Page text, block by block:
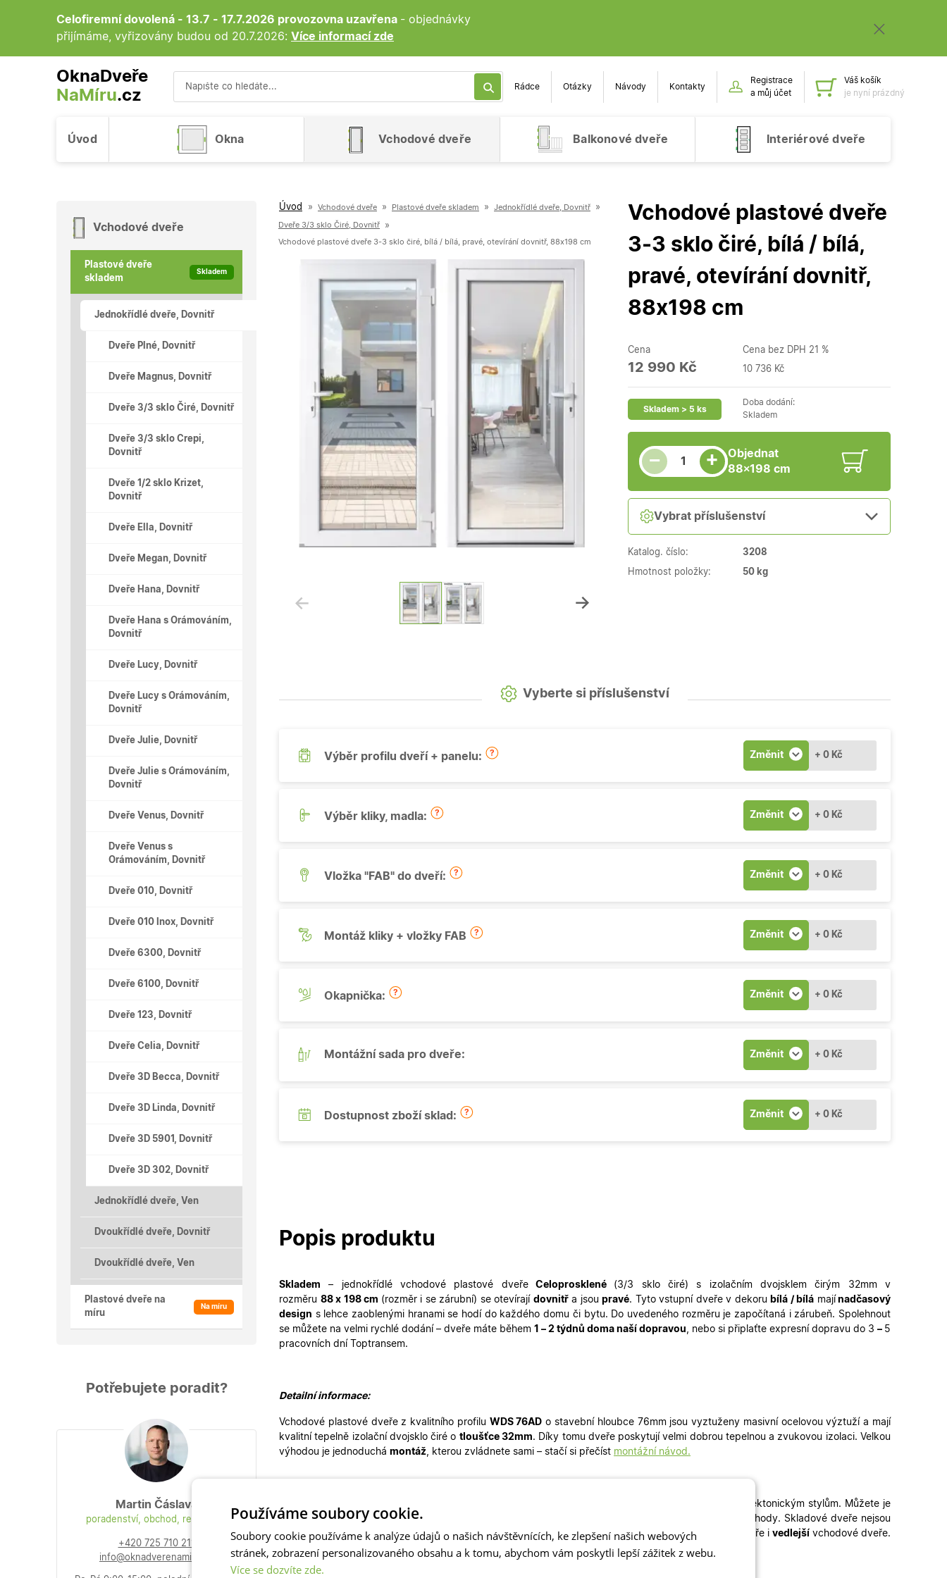
Celofiremní dovolená - 13.7 - 17.7.2026 provozovna uzavřena - objednávky
přijímáme, vyřizovány budou od 20.7.2026: Více informací zde
OknaDveře
NaMíru.cz
Rádce Otázky Návody Kontakty
Registrace
a můj účet
Obsah
Váš košík
je nyní prázdný
Úvod Okna Vchodové dveře Balkonové dveře Interiérové dveře
Úvod » Vchodové dveře » Plastové dveře skladem » Jednokřídlé dveře, Dovnitř »
Dveře 3/3 sklo Čiré, Dovnitř »
Vchodové plastové dveře 3-3 sklo čiré, bílá / bílá, pravé, otevírání dovnitř, 88x198 cm
Vchodové plastové dveře
3-3 sklo čiré, bílá / bílá,
pravé, otevírání dovnitř,
88x198 cm
Cena
12 990 Kč
Cena bez DPH 21 %
10 736 Kč
Skladem > 5 ks
Doba dodání:
Skladem
−
Snížit množství
Počet kusů +
Zvýšit množství
Objednat
88×198 cm
Vybrat příslušenství
Katalog. číslo: 3208
Hmotnost položky: 50 kg
Vyberte si příslušenství
Výběr profilu dveří + panelu: Změnit + 0 Kč
Výběr kliky, madla: Změnit + 0 Kč
Vložka "FAB" do dveří: Změnit + 0 Kč
Montáž kliky + vložky FAB Změnit + 0 Kč
Okapnička: Změnit + 0 Kč
Montážní sada pro dveře: Změnit + 0 Kč
Dostupnost zboží sklad: Změnit + 0 Kč
Popis produktu
Skladem – jednokřídlé vchodové plastové dveřeCeloprosklené (3/3 sklo čiré) s izolačním dvojsklem čirým 32mm v
rozměru 88x 198 cm (rozměr i se zárubní) se otevírají dovnitřa jsou pravé. Tyto vstupní dveře v dekoru bílá / bílá majínadčasový
design s lehce zaoblenými hranami se hodí do každého domu či bytu. Do uvedeného rozměru je započítaná i zárubeň. Spolehnout
se můžete na velmi rychlé dodání – dveře máte během 1 – 2 týdnů doma naší dopravou, nebo si připlaťte expresní dopravu do 3 – 5
pracovních dní Toptransem.
Detailní informace:
Vchodové plastové dveře z kvalitního profilu WDS 76AD o stavební hloubce 76mm jsou vyztuženy masivní ocelovou výztuží a mají
kvalitní tepelně izolační dvojsklo čiré o tloušťce 32mm. Díky tomu dveře poskytují velmi dobrou tepelnou a zvukovou izolaci. Velkou
výhodou je jednoduchá montáž, kterou zvládnete sami – stačí si přečíst montážní návod.
Klasický celoprosklený design je nadčasový a díky tomu perfektně ladí k moderním i tradičním architektonickým stylům. Můžete je
použít pro rekonstrukce rodinných domů, také pro garáže, zadní vchody, technické budovy a jiné vchody. Skladové dveře nejsou
vhodné pro pasivní novostavby. Naše plastové dveře skladem mohou sloužit jakohlavnívchodové dveře i vedlejší vchodové dveře.
Ve stejném designu máme skladem i
balkonové dveře či plastová okna .
Vchodové dveře
Plastové dveře
skladem
Skladem
Jednokřídlé dveře, Dovnitř
Dveře Plné, Dovnitř
Dveře Magnus, Dovnitř
Dveře 3/3 sklo Čiré, Dovnitř
Dveře 3/3 sklo Crepi,
Dovnitř
Dveře 1/2 sklo Krizet,
Dovnitř
Dveře Ella, Dovnitř
Dveře Megan, Dovnitř
Dveře Hana, Dovnitř
Dveře Hana s Orámováním,
Dovnitř
Dveře Lucy, Dovnitř
Dveře Lucy s Orámováním,
Dovnitř
Dveře Julie, Dovnitř
Dveře Julie s Orámováním,
Dovnitř
Dveře Venus, Dovnitř
Dveře Venus s
Orámováním, Dovnitř
Dveře 010, Dovnitř
Dveře 010 Inox, Dovnitř
Dveře 6300, Dovnitř
Dveře 6100, Dovnitř
Dveře 123, Dovnitř
Dveře Celia, Dovnitř
Dveře 3D Becca, Dovnitř
Dveře 3D Linda, Dovnitř
Dveře 3D 5901, Dovnitř
Dveře 3D 302, Dovnitř
Jednokřídlé dveře, Ven
Dvoukřídlé dveře, Dovnitř
Dvoukřídlé dveře, Ven
Plastové dveře na
míru
Na míru
Potřebujete poradit?
Martin Čáslava
poradenství, obchod, reklamace
+420 725 710 211
info@oknadverenamiru.cz
Používáme soubory cookie.
Soubory cookie používáme k analýze údajů o našich návštěvnících, ke zlepšení našich webových
stránek, zobrazení personalizovaného obsahu a k tomu, abychom vám poskytli lepší zážitek z webu.
Více se dozvíte zde.